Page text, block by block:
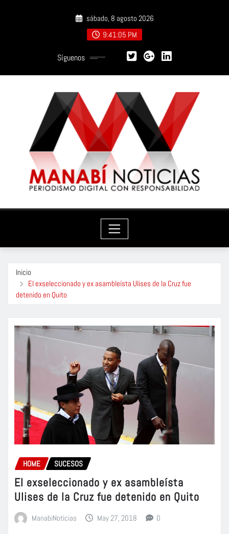
sábado, 8 agosto 2026
9:41:06 PM
Síguenos
Inicio
El exseleccionado y ex asambleísta Ulises de la Cruz fue
detenido en Quito
HOME SUCESOS
El exseleccionado y ex asambleísta
Ulises de la Cruz fue detenido en Quito
ManabiNoticias May 27, 2018 0